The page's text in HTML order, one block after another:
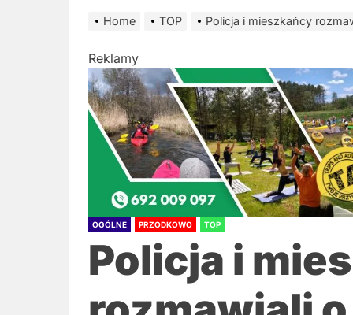
Home TOP Policja i mieszkańcy
Reklamy
OGÓLNE PRZODKOWO TOP
Policja i